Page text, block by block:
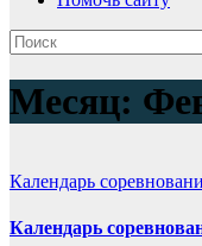
Месяц:
Календарь
Календарь